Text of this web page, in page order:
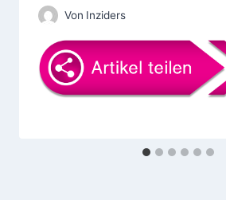
Von Inziders